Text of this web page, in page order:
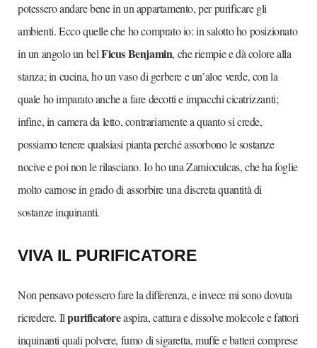
potessero andare bene in un appartamento, per purificare gli
ambienti. Ecco quelle che ho comprato io: in salotto ho posizionato
in un angolo un belFicus Benjamin, che riempie e dà colore alla
stanza; in cucina, ho un vaso di gerbere e un’aloe verde, con la
quale ho imparato anche a fare decotti e impacchi cicatrizzanti;
infine, in camera da letto, contrariamente a quanto si crede,
possiamo tenere qualsiasi pianta perché assorbono le sostanze
nocive e poi non le rilasciano. Io ho una Zamioculcas, che ha foglie
molto carnose in grado di assorbire una discreta quantità di
sostanze inquinanti.
VIVA IL PURIFICATORE
Non pensavo potessero fare la differenza, e invece mi sono dovuta
ricredere. Ilpurificatoreaspira, cattura e dissolve molecole e fattori
inquinanti quali polvere, fumo di sigaretta, muffe e batteri comprese